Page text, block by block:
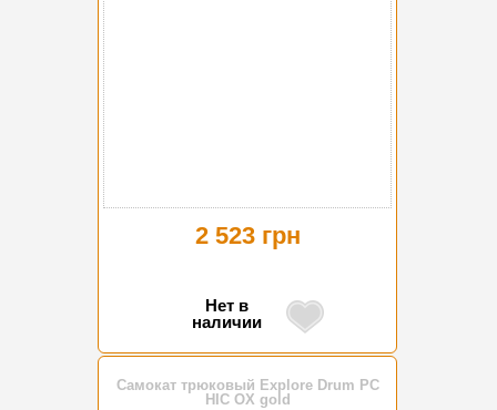
2 523 грн
Нет в
наличии
Самокат трюковый Explore Drum PC
HIC OX gold